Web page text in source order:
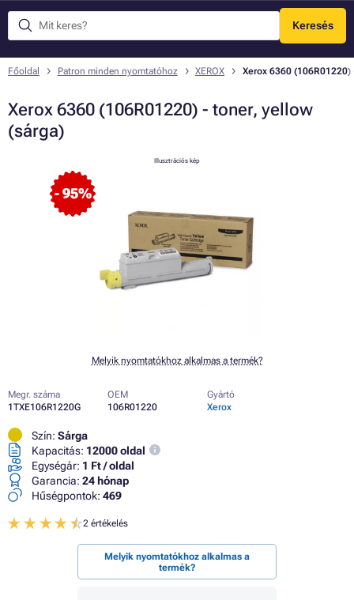
Keresés
Menü
Főoldal Patron minden nyomtatóhoz XEROX Xerox 6360
Xerox 6360 (106R01220) - toner, yellow
(sárga)
- 95%
Illusztrációs kép
Melyik nyomtatókhoz alkalmas a termék?
Megr. száma
1TXE106R1220G
OEM
106R01220
Gyártó
Xerox
Szín: Sárga
Kapacitás: 12000 oldal
Egységár: 1 Ft / oldal
Garancia: 24 hónap
Hűségpontok: 469
2 értékelés
Melyik nyomtatókhoz alkalmas a
termék?